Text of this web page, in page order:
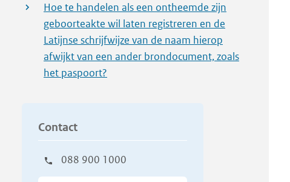
Hoe te handelen als een ontheemde zijn
geboorteakte wil laten registreren en de
Latijnse schrijfwijze van de naam hierop
afwijkt van een ander brondocument, zoals
het paspoort?
Contact
088 900 1000